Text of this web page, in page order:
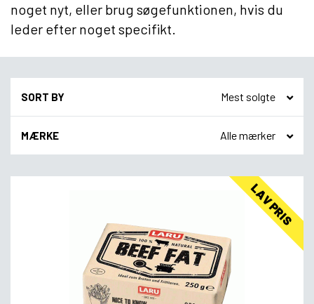
noget nyt, eller brug søgefunktionen, hvis du
leder efter noget specifikt.
SORT BY
MÆRKE
LAV PRIS